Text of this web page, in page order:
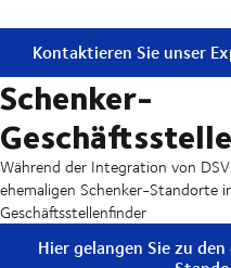
Lkw-Transporte im
Kontaktieren Sie unser
Schenker-
Während der Integration von
ehemaligen Schenker-Standorte
Geschäftsstellenfinder
Hier gelangen Sie zu